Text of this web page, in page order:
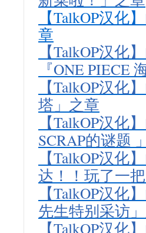
【TalkOP汉化
章
【TalkOP汉
『ONE PIECE
【TalkOP汉化
塔」之章
【TalkOP汉化
SCRAP的谜题
【TalkOP汉化
达！！玩了一
【TalkOP汉
先生特别采访
【TalkOP汉化